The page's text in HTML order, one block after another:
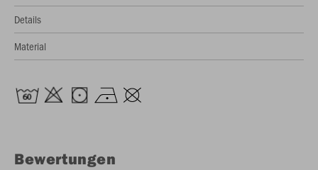
Details
Material
Bewertungen